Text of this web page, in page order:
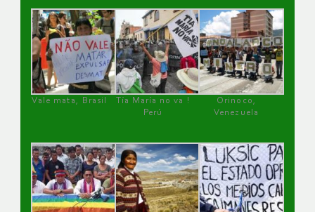
Vale mata, Brasil
Tía María no va !
Perú
Orinoco,
Venezuela